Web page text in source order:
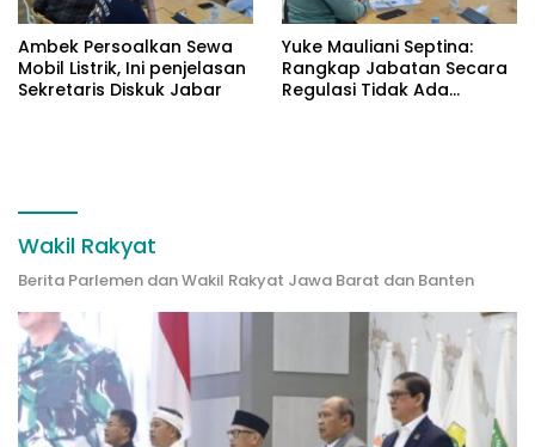
Ambek Persoalkan Sewa
Mobil Listrik, Ini penjelasan
Sekretaris Diskuk Jabar
Yuke Mauliani Septina:
Rangkap Jabatan Secara
Regulasi Tidak Ada
Wakil Rakyat
Berita Parlemen dan Wakil Rakyat Jawa Barat dan Banten